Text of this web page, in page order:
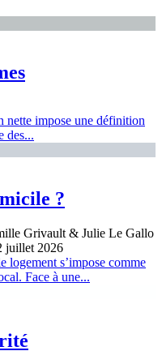
nette impose une définition
des...
?
Grivault & Julie Le Gallo
juillet 2026
logement s’impose comme
Face à une...